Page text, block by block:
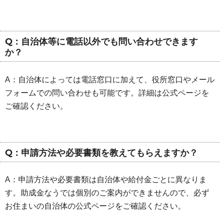
Q：自治体等に電話以外でも問い合わせできます
か？
A：自治体によっては電話窓口に加えて、役所窓口やメール
フォームでの問い合わせも可能です。詳細は公式ページを
ご確認ください。
Q：申請方法や必要書類を教えてもらえますか？
A：申請方法や必要書類は自治体や給付金ごとに異なりま
す。助成金なうでは個別のご案内ができませんので、必ず
お住まいの自治体の公式ページをご確認ください。